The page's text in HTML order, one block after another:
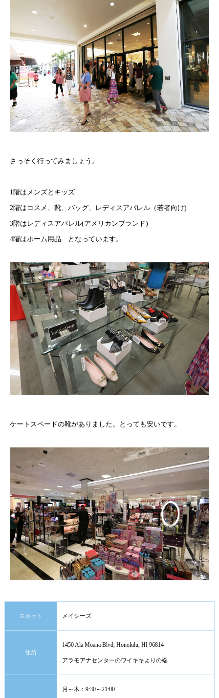
さっそく行ってみましょう。
1階はメンズとキッズ
2階はコスメ、靴、バッグ、レディスアパレル（若者向け)
3階はレディスアパレル(アメリカンブランド)
4階はホーム用品 となっています。
ケートスペードの靴がありました。とっても安いです。
スポット メイシーズ
住所
1450 Ala Moana Blvd, Honolulu, HI 96814
アラモアナセンターのワイキキよりの端
月～木：9:30～21:00